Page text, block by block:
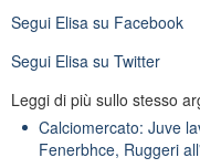
Segui Elisa su Facebook
Segui Elisa su Twitter
Leggi di più sullo stesso
Calciomercato: Juve
Fenerbhce, Ruggeri